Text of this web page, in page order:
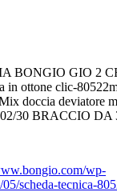
BONGIO GIO 2
in ottone clic-
doccia deviatore
30 BRACCIO DA
wp-
scheda-tecnica-